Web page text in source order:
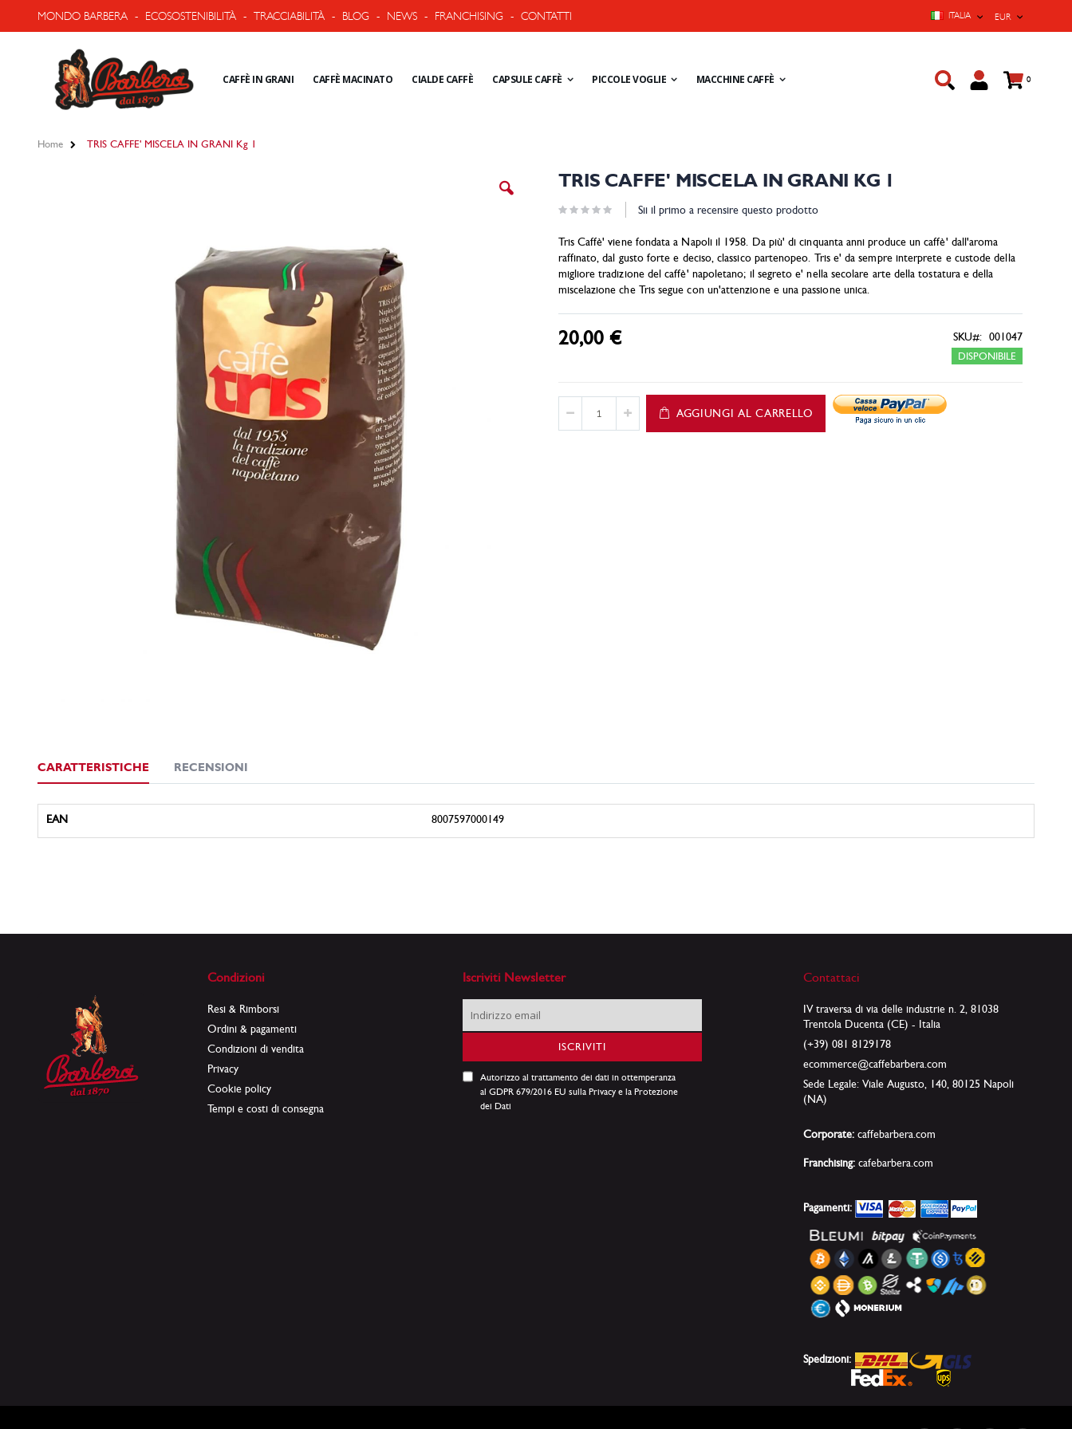
MONDO BARBERA - ECOSOSTENIBILITÀ - TRACCIABILITÀ - BLOG - NEWS - FRANCHISING - CONTATTI
EUR
ITALIA
CAFFÈ IN GRANI CAFFÈ MACINATO CIALDE CAFFÈ CAPSULE CAFFÈ PICCOLE VOGLIE MACCHINE CAFFÈ Cart
0prodotti
Home TRIS CAFFE' MISCELA IN GRANI Kg 1
TRIS CAFFE' MISCELA IN GRANI KG 1
Sii il primo a recensire questo prodotto
Tris Caffè' viene fondata a Napoli il 1958. Da più' di cinquanta anni produce un caffè' dall'aroma
raffinato, dal gusto forte e deciso, classico partenopeo. Tris e' da sempre interprete e custode della
migliore tradizione del caffè' napoletano; il segreto e' nella secolare arte della tostatura e della
miscelazione che Tris segue con un'attenzione e una passione unica.
20,00 €
DISPONIBILE
SKU 001047
AGGIUNGI AL CARRELLO
CARATTERISTICHE
Caratteristiche
EAN 8007597000149
RECENSIONI
Condizioni
Resi & Rimborsi
Ordini & pagamenti
Condizioni di vendita
Privacy
Cookie policy
Tempi e costi di consegna
Iscriviti Newsletter
Iscriviti
alla
ISCRIVITI
Autorizzo al trattamento dei dati in ottemperanza
al GDPR 679/2016 EU sulla Privacy e la Protezione
dei Dati
Contattaci
IV traversa di via delle industrie n. 2, 81038
Trentola Ducenta (CE) - Italia
(+39) 081 8129178
ecommerce@caffebarbera.com
Sede Legale: Viale Augusto, 140, 80125 Napoli
(NA)
Corporate: caffebarbera.com
Franchising: cafebarbera.com
Pagamenti:
Spedizioni: